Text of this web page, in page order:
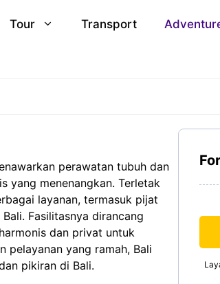
Tour Transport
perawatan tubuh dan
yang menenangkan. Terletak
layanan, termasuk pijat
Fasilitasnya dirancang
dan privat untuk
pelayanan yang ramah, Bali
pikiran di Bali.